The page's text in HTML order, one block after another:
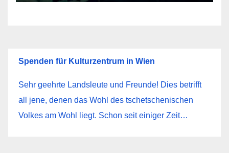
Spenden für Kulturzentrum in Wien
Sehr geehrte Landsleute und Freunde! Dies betrifft
all jene, denen das Wohl des tschetschenischen
Volkes am Wohl liegt. Schon seit einiger Zeit…